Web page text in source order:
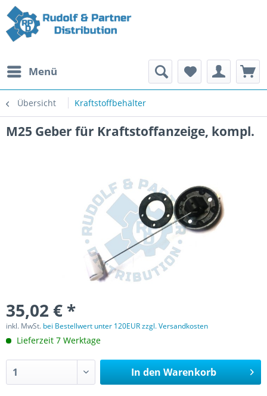
Menü
Übersicht Kraftstoffbehälter
M25 Geber für Kraftstoffanzeige, kompl.
35,02 € *
inkl. MwSt. bei Bestellwert unter 120EUR zzgl. Versandkosten
Lieferzeit 7 Werktage
In den Warenkorb